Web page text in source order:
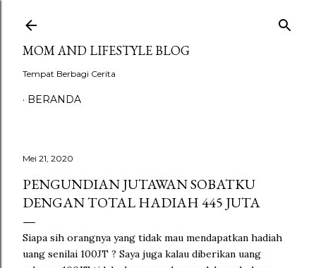
MOM AND LIFESTYLE BLOG
Tempat Berbagi Cerita
BERANDA
Mei 21, 2020
PENGUNDIAN JUTAWAN SOBATKU
DENGAN TOTAL HADIAH 445 JUTA
Siapa sih orangnya yang tidak mau mendapatkan hadiah
uang senilai 100JT ? Saya juga kalau diberikan uang